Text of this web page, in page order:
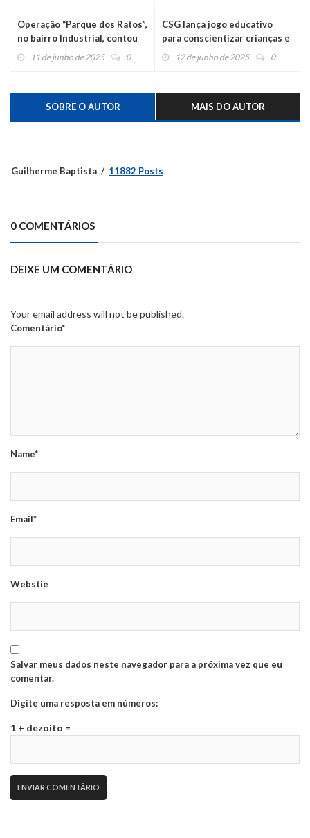
Operação “Parque dos Ratos”,
no bairro Industrial, contou
com 100 policiais,
11 de junho de 2025 0
CSG lança jogo educativo
para conscientizar crianças e
famílias no trânsito
12 de junho de 2025 0
SOBRE O AUTOR MAIS DO AUTOR
Guilherme Baptista 11882 Posts
0 COMENTÁRIOS
DEIXE UM COMENTÁRIO
Your email address will not be published.
Comentário*
Name*
Email*
Webstie
Salvar meus dados neste navegador para a próxima vez que eu
comentar.
Digite uma resposta em números:
1 + dezoito =